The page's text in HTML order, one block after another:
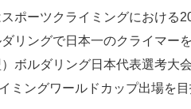
ポーツクライミングにおける
リングで日本一のクライマー
ボルダリング日本代表選考大
ミングワールドカップ出場を